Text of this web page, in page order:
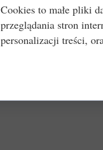
Cookies to małe pliki
przeglądania stron
personalizacji treści,